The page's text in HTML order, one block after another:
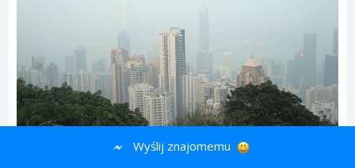
Wyślij znajomemu